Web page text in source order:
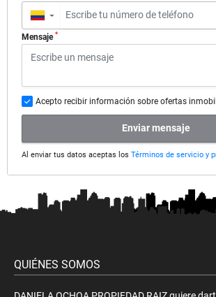
▼
Mensaje *
Acepto recibir información sobre ofertas
Enviar mensaje
Al enviar tus datos aceptas los Términos de servicio y
QUIÉNES SOMOS